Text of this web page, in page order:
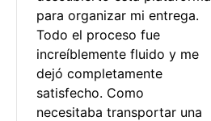
para organizar mi entrega.
Todo el proceso fue
increíblemente fluido y me
dejó completamente
satisfecho. Como
necesitaba transportar una